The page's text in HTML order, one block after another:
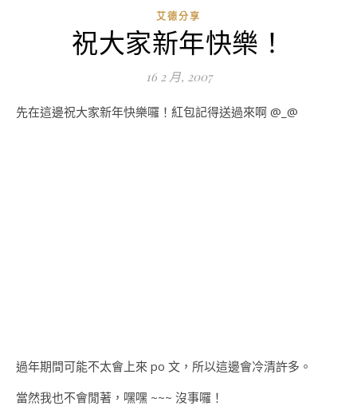
艾德分享
祝大家新年快樂！
16 2 月, 2007
先在這邊祝大家新年快樂囉！紅包記得送過來啊 @_@
過年期間可能不太會上來 po 文，所以這邊會冷清許多。
當然我也不會閒著，嘿嘿 ~~~ 沒事囉！